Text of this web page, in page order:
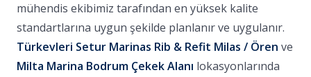
mühendis ekibimiz tarafından en yüksek kalite
standartlarına uygun şekilde planlanır ve uygulanır.
Türkevleri Setur Marinas Rib & Refit Milas / Ören ve
Milta Marina Bodrum Çekek Alanı lokasyonlarında